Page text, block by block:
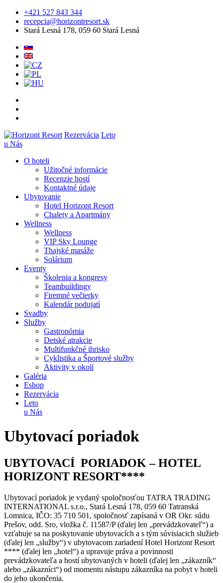
+421 527 843 344
recepcia@horizontresort.sk
Stará Lesná 178, 059 60 Stará Lesná
Rezervácia Leto
u Nás
O hoteli
Užitočné informácie
Recenzie hostí
Kontaktné údaje
Ubytovanie
Hotel Horizont Resort
Chalety a Apartmány
Wellness
Wellness
VIP Sky Lounge
Thajské masáže
Solárium
Eventy
Školenia a kongresy
Teambuildingy
Firemné večierky
Kalendár podujatí
Svadby
Služby
Gastronómia
Detské atrakcie
Multifunkčné ihrisko
Cyklistika a Športové služby
Aktivity v okolí
Galéria
Eshop
Rezervácia
Leto
u Nás
Ubytovací poriadok
UBYTOVACÍ PORIADOK – HOTEL
HORIZONT RESORT****
Ubytovací poriadok je vydaný spoločnosťou TATRA TRADING
INTERNATIONAL s.r.o., Stará Lesná 178, 059 60 Tatranská
Lomnica, IČO: 35 710 501, spoločnosť zapísaná v OR Okr. súdu
Prešov, odd. Sro, vložka č. 11587/P (ďalej len „prevádzkovateľ“) a
vzťahuje sa na poskytovanie ubytovacích a s tým súvisiacich služieb
(ďalej len „služby“) v ubytovacom zariadení Hotel Horizont Resort
**** (ďalej len „hotel“) a upravuje práva a povinnosti
prevádzkovateľa a hostí ubytovaných v hoteli (ďalej len „zákazník“
alebo „zákazníci“) od momentu nástupu zákazníka na pobyt v hoteli
do jeho ukončenia.